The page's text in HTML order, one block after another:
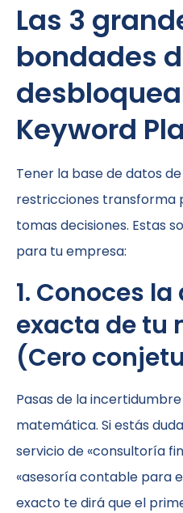
Las 3
bondades
Keyword
Tener la base de datos
restricciones transforma
tomas decisiones. Estas
para tu empresa:
1. Conoces
exacta de tu
(Cero
Pasas de la
matemática. Si estás
servicio de «consultoría
«asesoría contable para
exacto te dirá que el